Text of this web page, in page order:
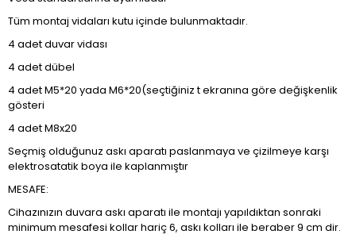
Tüm montaj vidaları kutu içinde bulunmaktadır.
4 adet duvar vidası
4 adet dübel
4 adet M5*20 yada M6*20(seçtiğiniz t ekranına göre değişkenlik
gösteri
4 adet M8x20
Seçmiş olduğunuz askı aparatı paslanmaya ve çizilmeye karşı
elektrosatatik boya ile kaplanmıştır
MESAFE:
Cihazınızın duvara askı aparatı ile montajı yapıldıktan sonraki
minimum mesafesi kollar hariç 6, askı kolları ile beraber 9 cm dir.